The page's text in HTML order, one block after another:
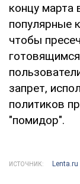
концу марта
популярные
чтобы
запрет,
политиков
"помидор".
ИСТОЧНИК: Lenta.ru